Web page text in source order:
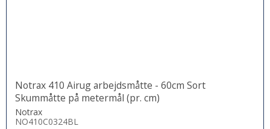
Notrax 410 Airug arbejdsmåtte - 60cm Sort
Skummåtte på metermål (pr. cm)
Notrax
NO410C0324BL